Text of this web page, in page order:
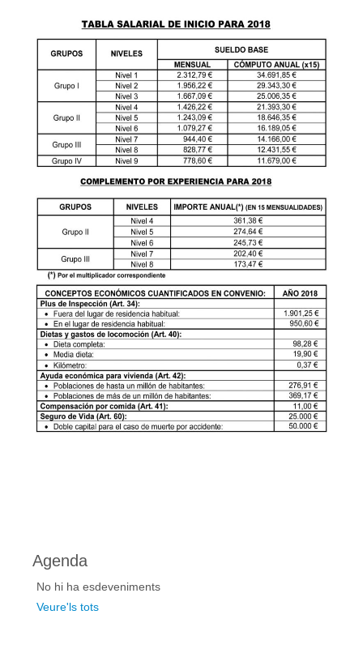
Comunicats
10/03/2020 – Comunicat CGT #1 del Secretariat
12/03/2020 Pla de xoc davant la crisi del COVID19
13/03/2020 – La clase trabajadora no puede pagar la crisis
14/03/2020 – Comunicat CGT #2: Sobre la cura de menors
14/03/2020 – Comunicat CGT #3: Acomiadaments i
17/03/2020 – Comunicat CGT #4: Suspensions temporals
22/03/2020 – Comunicat CGT #5: Prevenció de riscos
Real Decret 8/2020
18/03/2020 – (1) Anàlisis d’urgència del RDL 8/2020 de
18/03/2020 – (2) Anàlisis d’urgència del RDL 8/2020 de
Suspensió serveis no essencials
Agenda
No hi ha esdeveniments
Veure'ls tots